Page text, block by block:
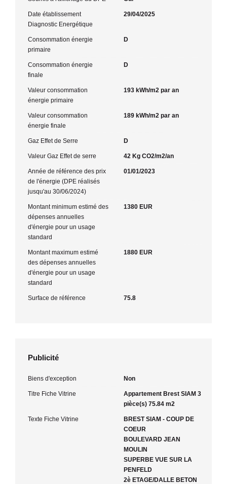
Date établissement
Diagnostic Energétique
29/04/2025
Consommation énergie
primaire
D
Consommation énergie
finale
D
Valeur consommation
énergie primaire
193 kWh/m2 par an
Valeur consommation
énergie finale
189 kWh/m2 par an
Gaz Effet de Serre D
Valeur Gaz Effet de serre 42 Kg CO2/m2/an
Année de référence des prix
de l'énergie (DPE réalisés
jusqu'au 30/06/2024)
01/01/2023
Montant minimum estimé des
dépenses annuelles
d'énergie pour un usage
standard
1380 EUR
Montant maximum estimé
des dépenses annuelles
d'énergie pour un usage
standard
1880 EUR
Surface de référence 75.8
Publicité
Biens d'exception Non
Titre Fiche Vitrine
Appartement Brest SIAM 3
pièce(s) 75.84 m2
Texte Fiche Vitrine
BREST SIAM - COUP DE
COEUR
BOULEVARD JEAN
MOULIN
SUPERBE VUE SUR LA
PENFELD
2è ETAGE/DALLE BETON